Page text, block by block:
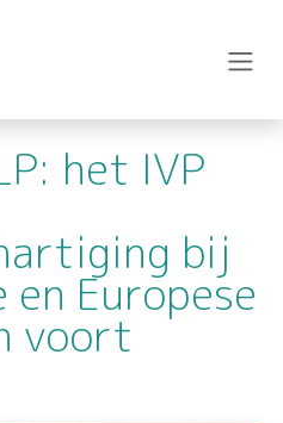
het IVP
bij
en Europese
voort